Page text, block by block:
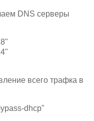
DNS серверы
всего трафка в
dhcp"